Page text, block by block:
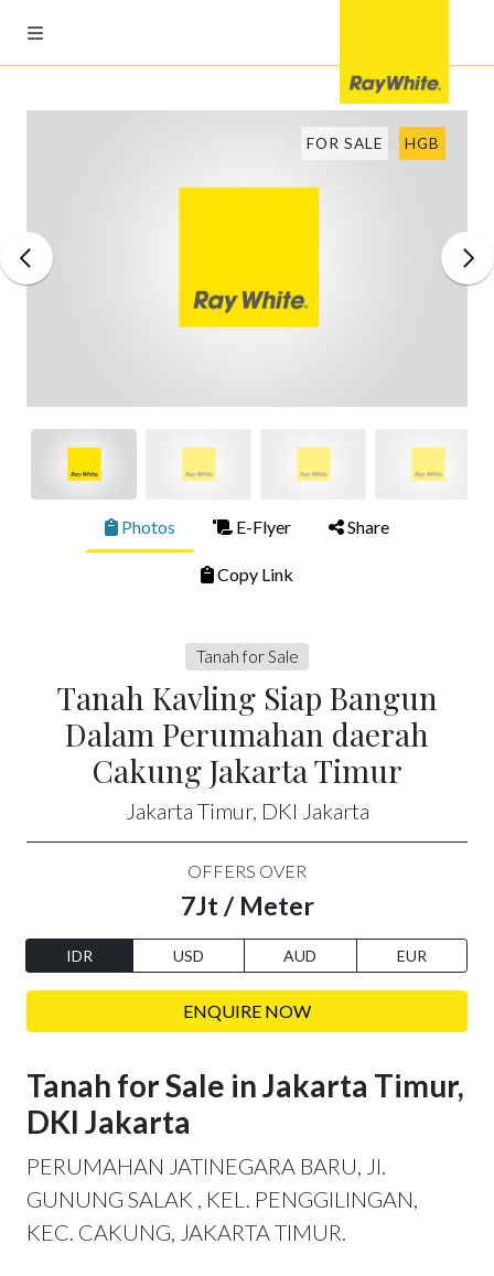
FOR SALE HGB
Photos E-Flyer Share
Copy Link
Tanah for Sale
Tanah Kavling Siap Bangun
Dalam Perumahan daerah
Cakung Jakarta Timur
Jakarta Timur, DKI Jakarta
OFFERS OVER
7Jt / Meter
IDR USD AUD EUR
ENQUIRE NOW
Tanah for Sale in Jakarta Timur,
DKI Jakarta
PERUMAHAN JATINEGARA BARU, Jl.
GUNUNG SALAK , KEL. PENGGILINGAN,
KEC. CAKUNG, JAKARTA TIMUR.